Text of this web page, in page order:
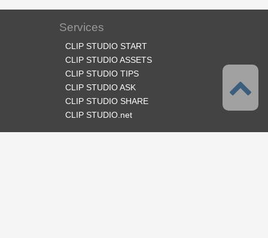
Services
CLIP STUDIO START
CLIP STUDIO ASSETS
CLIP STUDIO TIPS
CLIP STUDIO ASK
CLIP STUDIO SHARE
CLIP STUDIO.net